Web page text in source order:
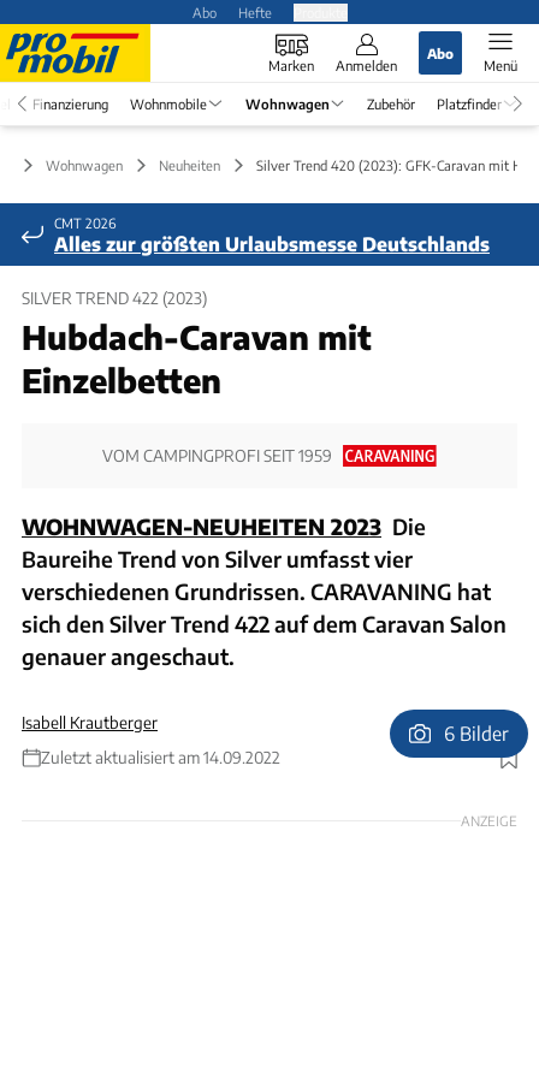
Abo Hefte
Marken Anmelden
Abo
Menü
Finanzierung Wohnmobile Wohnwagen Zubehör Platzfinder
Wohnwagen Neuheiten Silver Trend 420 (2023): GFK-Caravan mit
CMT 2026
Alles zur größten Urlaubsmesse Deutschlands
SILVER TREND 422 (2023)
Hubdach-Caravan mit
Einzelbetten
VOM CAMPINGPROFI SEIT 1959
WOHNWAGEN-NEUHEITEN 2023 Die
Baureihe Trend von Silver umfasst vier
verschiedenen Grundrissen. CARAVANING hat
sich den Silver Trend 422 auf dem Caravan Salon
genauer angeschaut.
Isabell Krautberger
Zuletzt aktualisiert am 14.09.2022
Foto: Silver
6 Bilder
ANZEIGE